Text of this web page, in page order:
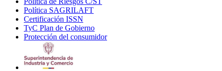
Política SAGRILAFT
new
window
Certificación ISSN
in
new
TyC Plan de Gobierno
in
Protección del consumidorOpens